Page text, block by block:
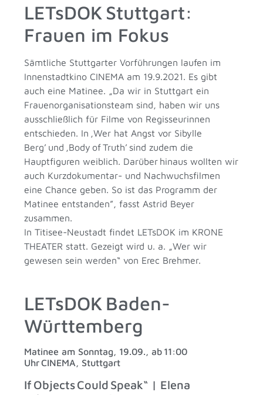
LETsDOK Stuttgart:
Frauen im Fokus
Sämtliche Stuttgarter Vorführungen laufen im
Innenstadtkino CINEMA am 19.9.2021. Es gibt
auch eine Matinee. „Da wir in Stuttgart ein
Frauenorganisationsteam sind, haben wir uns
ausschließlich für Filme von Regisseurinnen
entschieden. In ,Wer hat Angst vor Sibylle
Berg’ und ,Body of Truth’ sind zudem die
Hauptfiguren weiblich. Darüber hinaus wollten wir
auch Kurzdokumentar- und Nachwuchsfilmen
eine Chance geben. So ist das Programm der
Matinee entstanden”, fasst Astrid Beyer
zusammen.
In Titisee-Neustadt findet LETsDOK im KRONE
THEATER statt. Gezeigt wird u. a. „Wer wir
gewesen sein werden“ von Erec Brehmer.
LETsDOK Baden-
Württemberg
Matinee am Sonntag, 19.09., ab 11:00
Uhr CINEMA, Stuttgart
If Objects Could Speak“ | Elena